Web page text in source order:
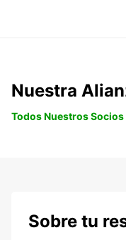
Nuestra
Todos Nuestros Socios
Sobre tu